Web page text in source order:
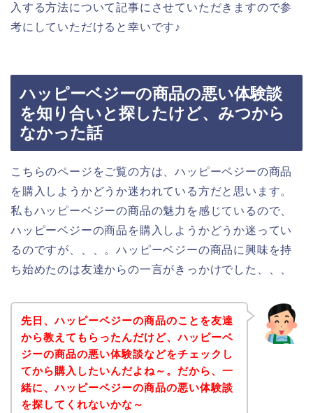
入する方法について記事にさせていただきますので参
考にしていただけると幸いです♪
ハッピーベジーの商品の悪い体験談
を知り合いと探したけど、みつから
なかった話
こちらのページをご覧の方は、ハッピーベジーの商品
を購入しようかどうか迷われている方だと思います。
私もハッピーベジーの商品の魅力を感じているので、
ハッピーベジーの商品を購入しようかどうか迷ってい
るのですが、、、。ハッピーベジーの商品に興味を持
ち始めたのは友達からの一言がきっかけでした、、、
先日、ハッピーベジーの商品のことを友達
から教えてもらったんだけど、ハッピーベ
ジーの商品の悪い体験談などをチェックし
てから購入したいんだよね～。だから、一
緒に、ハッピーベジーの商品の悪い体験談
を探してくれないかな～